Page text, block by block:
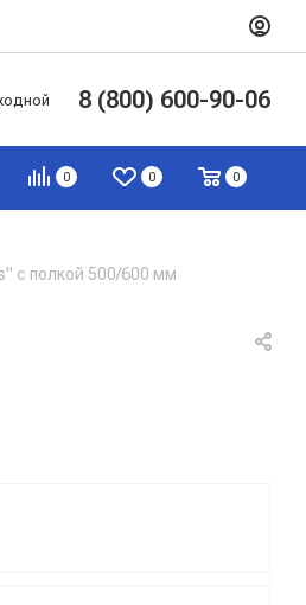
8 (800) 600-90-06
0 0 0
с полкой 500/600 мм